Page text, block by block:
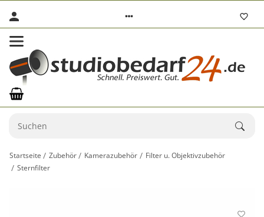
Startseite Zubehör Kamerazubehör
Filter u. Objektivzubehör
Sternfilter